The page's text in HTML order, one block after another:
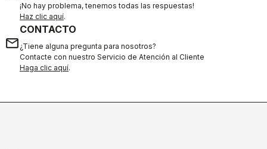
¡No hay problema, tenemos todas las respuestas!
Haz clic aquí.
email
CONTACTO
¿Tiene alguna pregunta para nosotros?
Contacte con nuestro Servicio de Atención al Cliente
Haga clic aquí.